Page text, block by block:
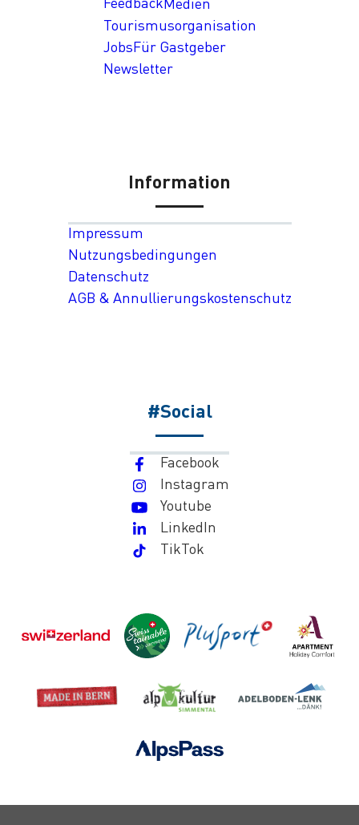
Tourismusorganisation
JobsFür Gastgeber
Newsletter
Information
Impressum
Nutzungsbedingungen
Datenschutz
AGB & Annullierungskostenschutz
#Social
Facebook
Instagram
Youtube
LinkedIn
TikTok